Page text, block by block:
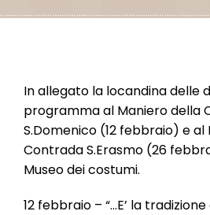
In allegato la locandina delle
programma al Maniero della
S.Domenico (12 febbraio) e
Contrada S.Erasmo (26
Museo dei costumi.
12 febbraio – “…E’ la